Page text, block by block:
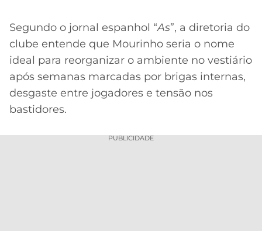
Segundo o jornal espanhol “As”, a diretoria do
clube entende que Mourinho seria o nome
ideal para reorganizar o ambiente no vestiário
após semanas marcadas por brigas internas,
desgaste entre jogadores e tensão nos
bastidores.
PUBLICIDADE